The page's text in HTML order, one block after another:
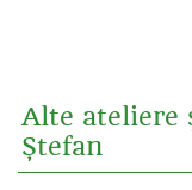
Alte ateliere
Ștefan